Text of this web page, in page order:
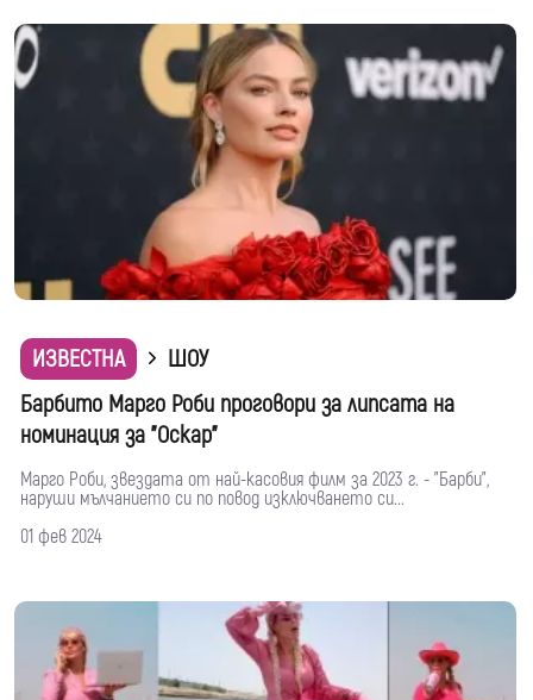
ИЗВЕСТНА
ШОУ
Барбито Марго Роби проговори за липсата на
номинация за "Оскар"
Марго Роби, звездата от най-касовия филм за 2023 г. - "Барби",
наруши мълчанието си по повод изключването си...
01 фев 2024